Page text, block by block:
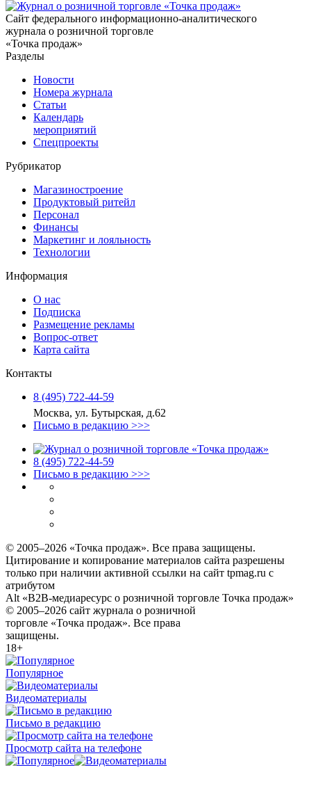
Сайт федерального информационно-аналитического
журнала о розничной торговле
«Точка продаж»
Разделы
Новости
Номера журнала
Статьи
Календарь
мероприятий
Спецпроекты
Рубрикатор
Магазиностроение
Продуктовый ритейл
Персонал
Финансы
Маркетинг и лояльность
Технологии
Информация
О нас
Подписка
Размещение рекламы
Вопрос-ответ
Карта сайта
Контакты
8 (495) 722‑44‑59
Москва, ул. Бутырская, д.62
Письмо в редакцию >>>
8 (495) 722‑44‑59
Письмо в редакцию >>>
© 2005–2026 «Точка продаж». Все права защищены.
Цитирование и копирование материалов сайта разрешены
только при наличии активной ссылки на сайт tpmag.ru с
атрибутом
Alt «B2B-медиаресурс о розничной торговле Точка продаж»
© 2005–2026 сайт журнала о розничной
торговле «Точка продаж». Все права
защищены.
18+
Популярное
Видеоматериалы
Письмо в редакцию
Просмотр сайта на телефоне